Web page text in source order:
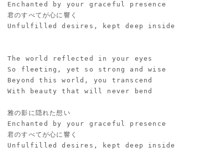
Enchanted by your graceful presence
君のすべてが心に響く
Unfulfilled desires, kept deep inside
The world reflected in your eyes
So fleeting, yet so strong and wise
Beyond this world, you transcend
With beauty that will never bend
雅の影に隠れた想い
Enchanted by your graceful presence
君のすべてが心に響く
Unfulfilled desires, kept deep inside